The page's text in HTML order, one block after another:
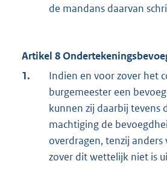
de mandans daarvan
Artikel 8
1.
Indien en voor zover het
burgemeester een
kunnen zij daarbij tevens
machtiging de
overdragen, tenzij
zover dit wettelijk niet is